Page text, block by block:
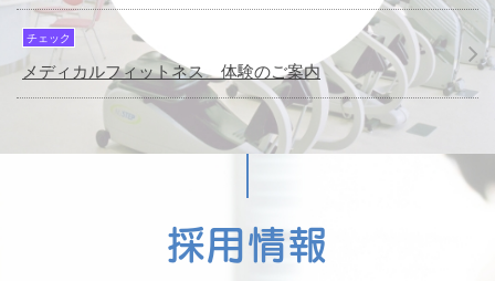
チェック
メディカルフィットネス 体験のご案内
採用情報